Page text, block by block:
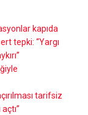
kapıda
tepki: “Yargı
tarifsiz